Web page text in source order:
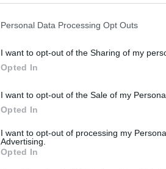
Personal Data Processing Opt Outs
I want to opt-out of the Sharing of my
Opted In
I want to opt-out of the Sale of my
Opted In
I want to opt-out of processing my
Advertising.
Opted In